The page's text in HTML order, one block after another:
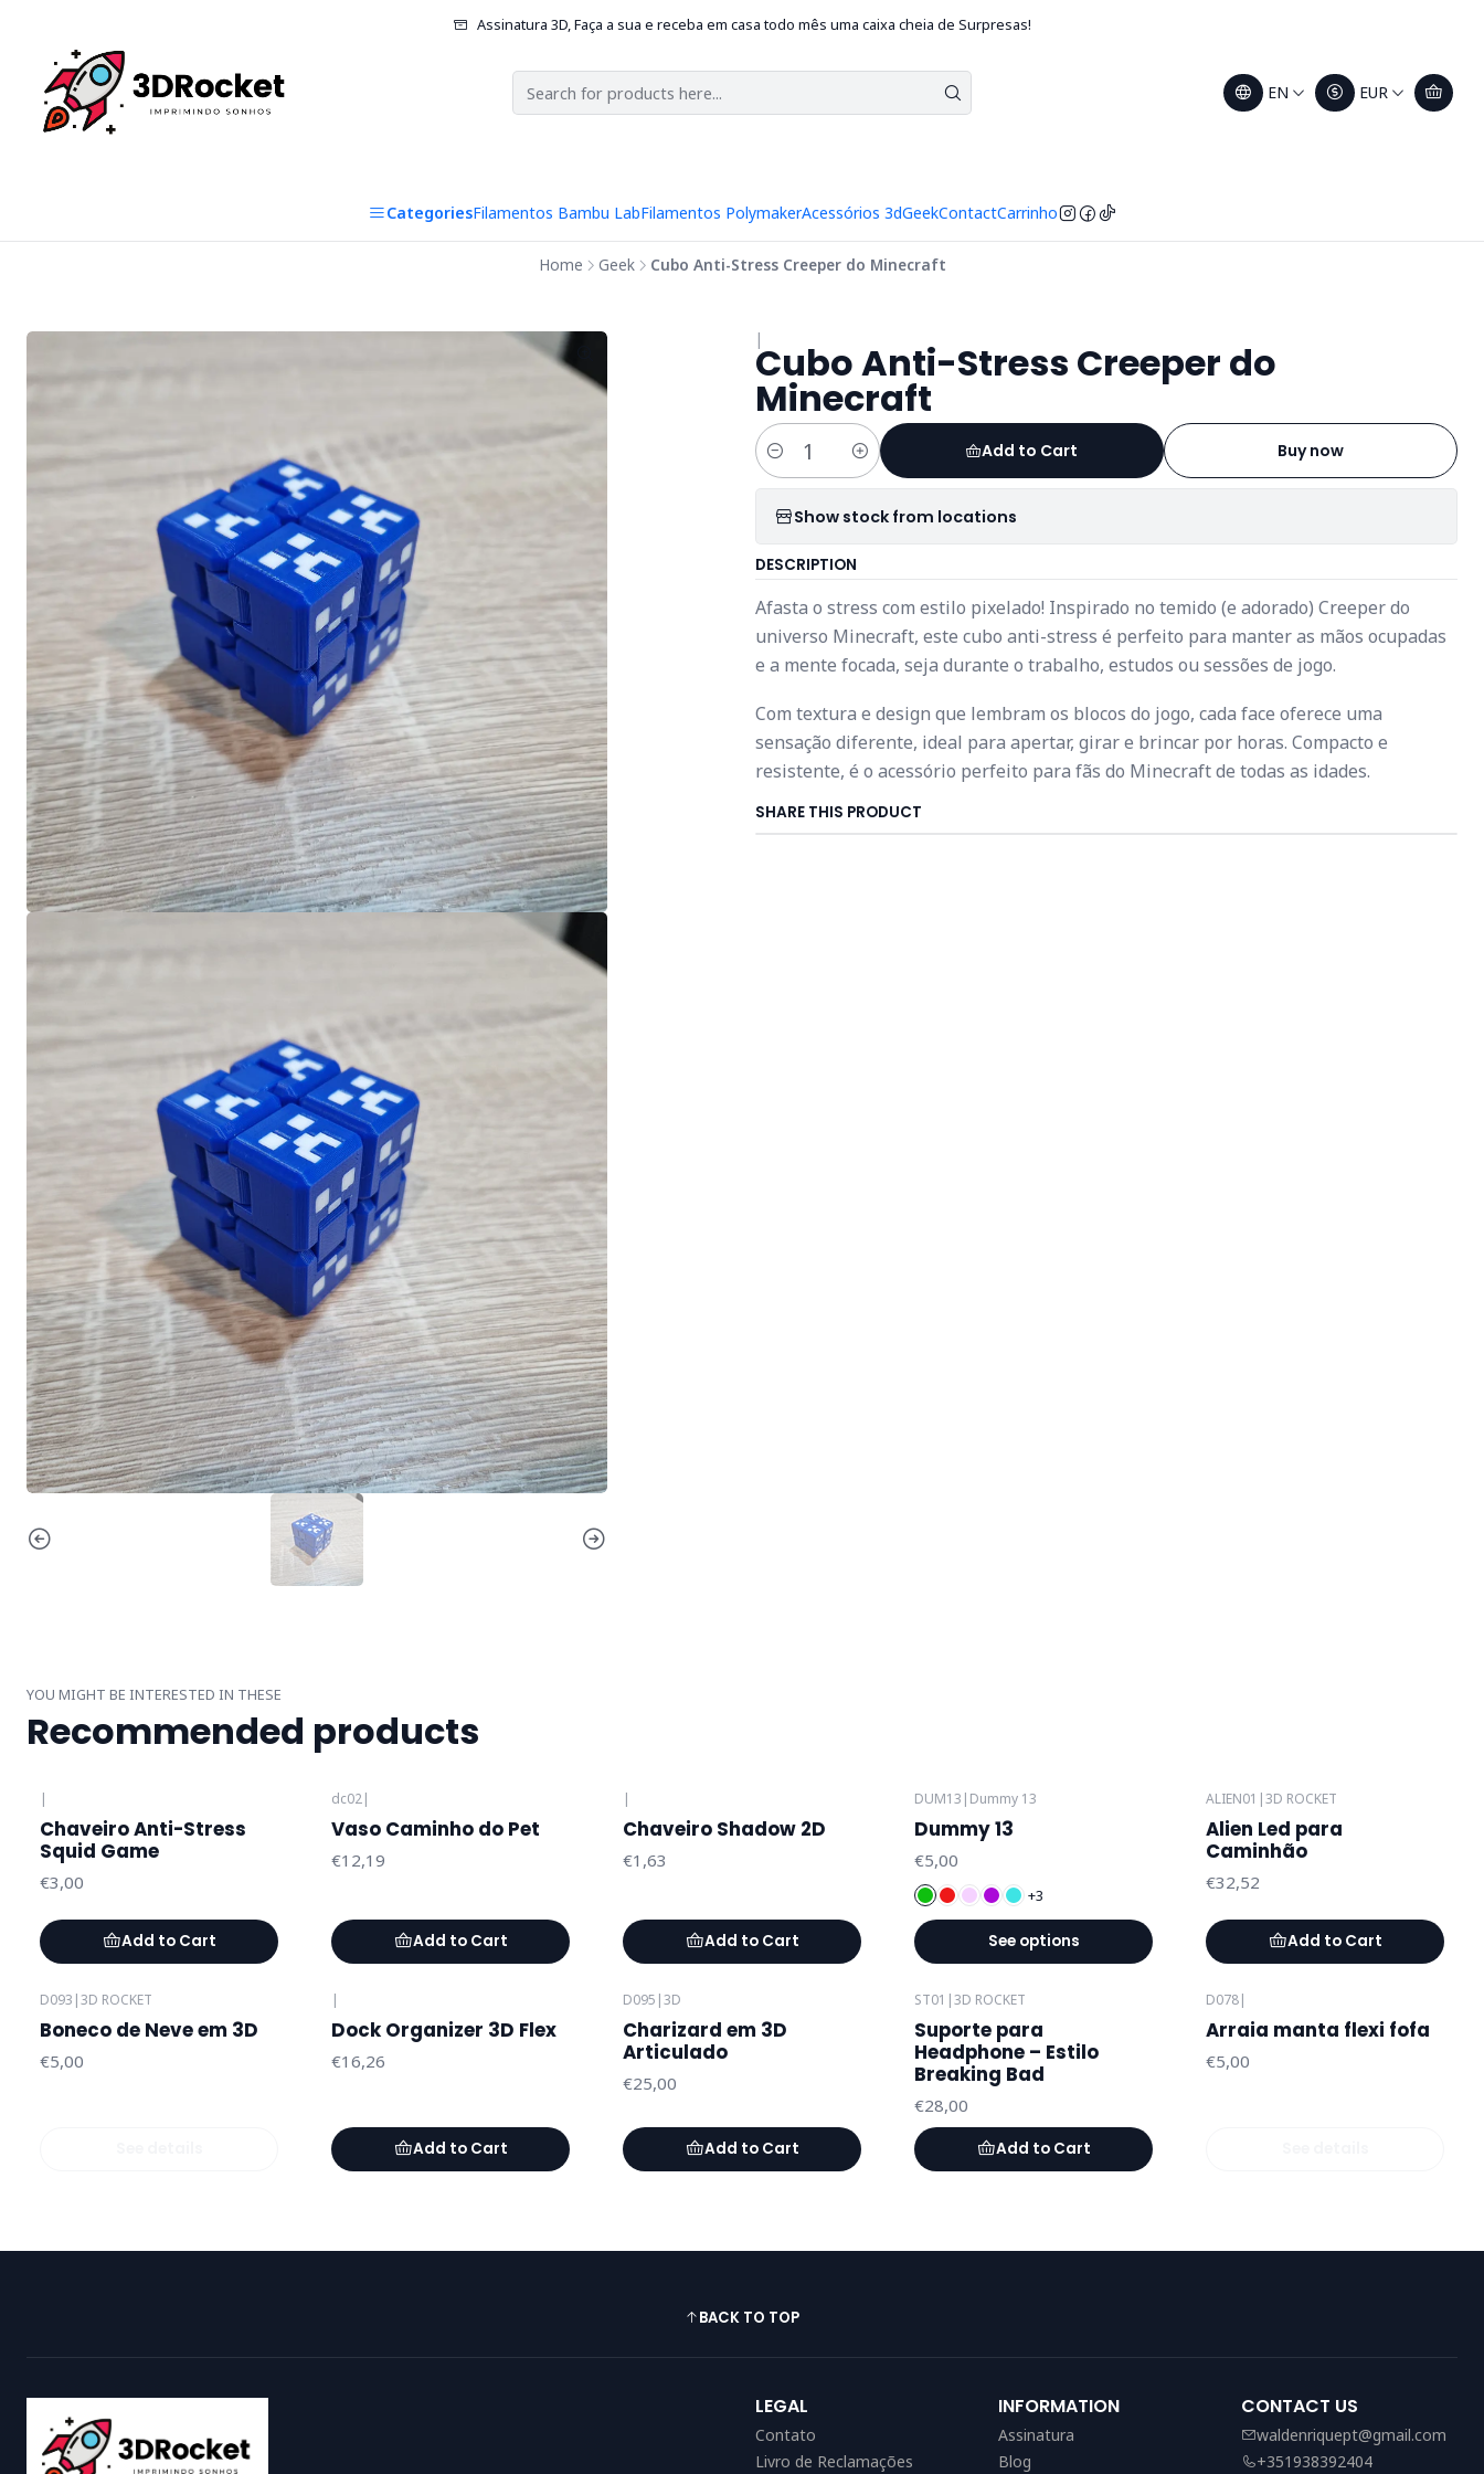
EN EUR
CategoriesFilamentos Bambu LabFilamentos PolymakerAcessórios 3dGeekContactCarrinho
Assinatura 3D, Faça a sua e receba em casa todo mês uma caixa cheia de Surpresas!
Home Geek Cubo Anti-Stress Creeper do Minecraft
|
Cubo Anti-Stress Creeper do
Minecraft
Quantity
Add to Cart Buy now
Show stock from locations
DESCRIPTION
Afasta o stress com estilo pixelado! Inspirado no temido (e adorado) Creeper do
universo Minecraft, este cubo anti-stress é perfeito para manter as mãos ocupadas
e a mente focada, seja durante o trabalho, estudos ou sessões de jogo.
Com textura e design que lembram os blocos do jogo, cada face oferece uma
sensação diferente, ideal para apertar, girar e brincar por horas. Compacto e
resistente, é o acessório perfeito para fãs do Minecraft de todas as idades.
SHARE THIS PRODUCT
YOU MIGHT BE INTERESTED IN THESE
Recommended products
|
Chaveiro Anti-Stress
Squid Game
€3,00
Add to Cart
dc02|
Vaso Caminho do Pet
€12,19
Add to Cart
|
Chaveiro Shadow 2D
€1,63
Add to Cart
DUM13 | Dummy 13
Dummy 13
€5,00
+3
See options
ALIEN01 |3D ROCKET
Alien Led para
Caminhão
€32,52
Add to Cart
D093 |3D ROCKET
Boneco de Neve em 3D
€5,00
|
Dock Organizer 3D Flex
€16,26
Add to Cart
D095 |3D
Charizard em 3D
Articulado
€25,00
Add to Cart
ST01 |3D ROCKET
Suporte para
Headphone – Estilo
Breaking Bad
€28,00
Add to Cart
D078|
Arraia manta flexi fofa
€5,00
BACK TO TOP
LEGAL
Contato
Livro de Reclamações
INFORMATION
Assinatura
Blog
CONTACT US
waldenriquept@gmail.com
+351938392404